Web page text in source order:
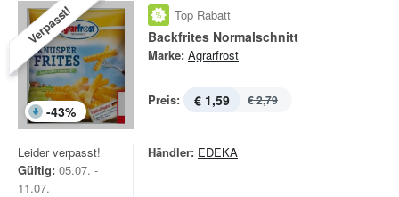
Verpasst!
-43%
Top Rabatt
Backfrites Normalschnitt
Marke: Agrarfrost
Preis: € 1,59 € 2,79
Leider verpasst!
Gültig: 05.07. -
11.07.
Händler: EDEKA